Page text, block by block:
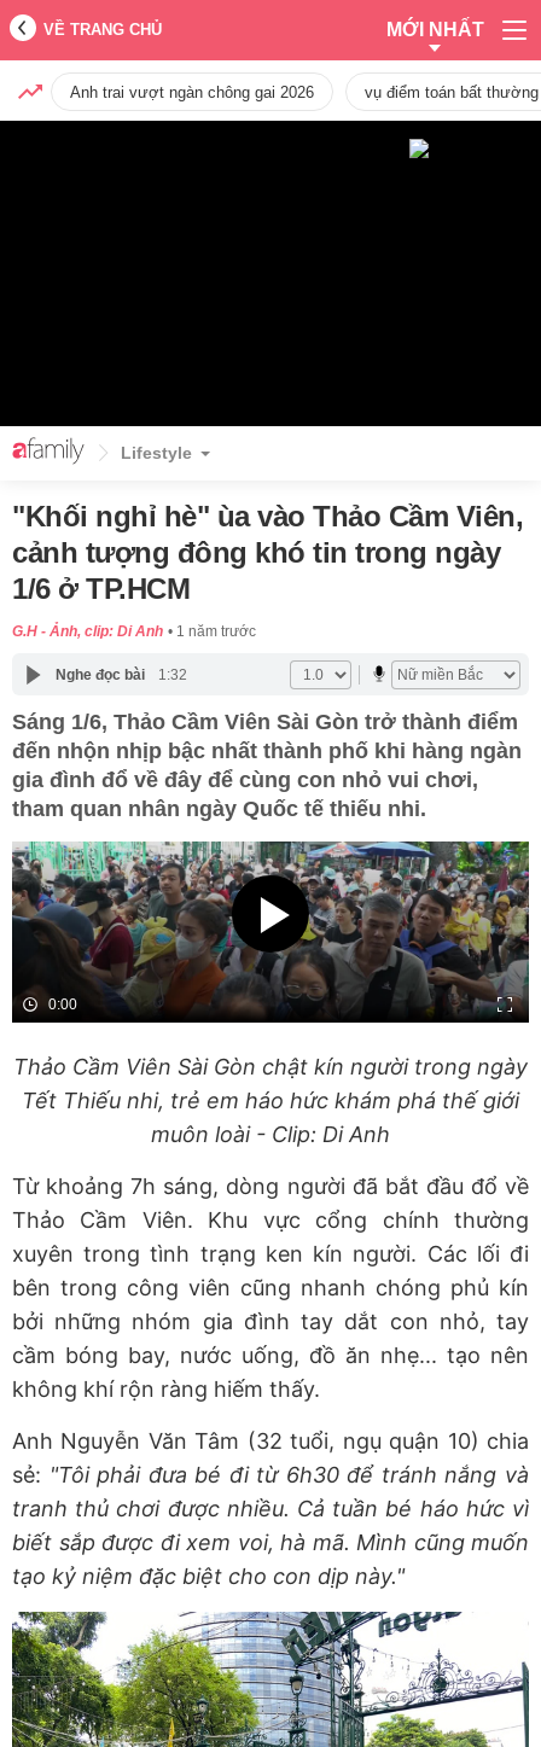
VỀ TRANG CHỦ MỚI NHẤT
Anh trai vượt ngàn chông gai 2026 vụ điểm toán bất
Lifestyle
"Khối nghỉ hè" ùa vào Thảo Cầm Viên,
cảnh tượng đông khó tin trong ngày
1/6 ở TP.HCM
G.H - Ảnh, clip: Di Anh 1 năm trước
Nghe đọc bài 1:32
Sáng 1/6, Thảo Cầm Viên Sài Gòn trở thành điểm
đến nhộn nhịp bậc nhất thành phố khi hàng ngàn
gia đình đổ về đây để cùng con nhỏ vui chơi,
tham quan nhân ngày Quốc tế thiếu nhi.
Thảo Cầm Viên Sài Gòn chật kín người trong ngày
Tết Thiếu nhi, trẻ em háo hức khám phá thế giới
muôn loài - Clip: Di Anh
Từ khoảng 7h sáng, dòng người đã bắt đầu đổ về
Thảo Cầm Viên. Khu vực cổng chính thường
xuyên trong tình trạng ken kín người. Các lối đi
bên trong công viên cũng nhanh chóng phủ kín
bởi những nhóm gia đình tay dắt con nhỏ, tay
cầm bóng bay, nước uống, đồ ăn nhẹ... tạo nên
không khí rộn ràng hiếm thấy.
Anh Nguyễn Văn Tâm (32 tuổi, ngụ quận 10) chia
sẻ: "Tôi phải đưa bé đi từ 6h30 để tránh nắng và
tranh thủ chơi được nhiều. Cả tuần bé háo hức vì
biết sắp được đi xem voi, hà mã. Mình cũng muốn
tạo kỷ niệm đặc biệt cho con dịp này."